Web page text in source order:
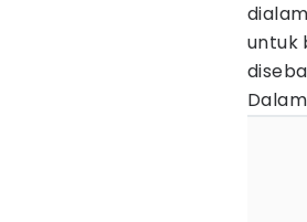
untuk